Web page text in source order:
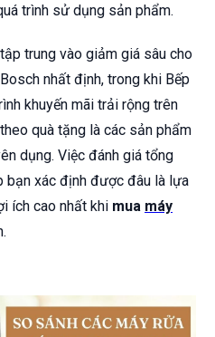
trình sử dụng sản phẩm.
trung vào giảm giá sâu cho
nhất định, trong khi Bếp
khuyến mãi trải rộng trên
quà tặng là các sản phẩm
dụng. Việc đánh giá tổng
bạn xác định được đâu là lựa
ích cao nhất khi mua máy